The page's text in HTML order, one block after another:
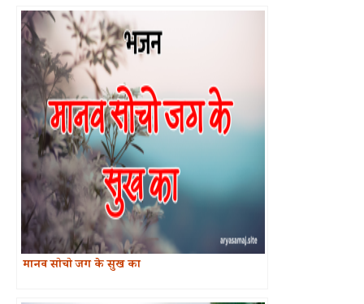
मानव सोचो जग के सुख का